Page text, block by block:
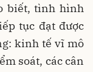
biết, tình hình
tục đạt được
kinh tế vĩ mô
soát, các cân